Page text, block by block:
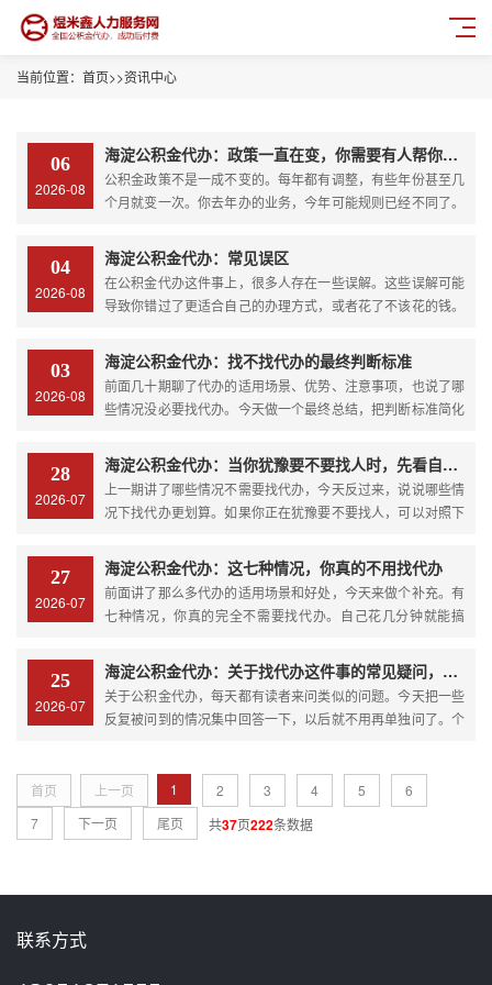
当前位置： 首页>>资讯中心
06
2026-08
海淀公积金代办：政策一直在变，你需要有人帮你盯着
公积金政策不是一成不变的。每年都有调整，有些年份甚至几
个月就变一次。你去年办的业务，今年可能规则已经不同了。
策变化是一个需要特别关注的因素。今天说说政策变化这件
事。最近的变化有哪些租房提取额度提高了。今年很多城市上
调了租房提取...
04
2026-08
海淀公积金代办：常见误区
在公积金代办这件事上，很多人存在一些误解。这些误解可能
导致你错过了更适合自己的办理方式，或者花了不该花的钱。
有些人接触过一些不正规的中介，听他们说过“百分百包过”“什
么情况都能办”之类的话，就以为代办都是这样操作的。其实正
规代...
03
2026-08
海淀公积金代办：找不找代办的最终判断标准
前面几十期聊了代办的适用场景、优势、注意事项，也说了哪
些情况没必要找代办。今天做一个最终总结，把判断标准简化
一：业务难度决定基础判断如果你的业务属于简单类型，账户
状态正常，材料齐全，城市支持线上办理，那优先考虑自己
办。复杂业务...
28
2026-07
海淀公积金代办：当你犹豫要不要找人时，先看自己符合这几点吗
上一期讲了哪些情况不需要找代办，今天反过来，说说哪些情
况下找代办更划算。如果你正在犹豫要不要找人，可以对照下
对不对公积金业务通常不止一条路可走。租房提取有有发票和
无发票的通道。离职提取的办理条件与户口性质相关。跨省转
移要区分线...
27
2026-07
海淀公积金代办：这七种情况，你真的不用找代办
前面讲了那么多代办的适用场景和好处，今天来做个补充。有
七种情况，你真的完全不需要找代办。自己花几分钟就能搞
种：退休提取你已经办理了退休手续，想把公积金账户里的钱
全部取出来。这是最直接的提取业务，所有城市都支持，而且
流程极其简单。...
25
2026-07
海淀公积金代办：关于找代办这件事的常见疑问，一次性说清楚
关于公积金代办，每天都有读者来问类似的问题。今天把一些
反复被问到的情况集中回答一下，以后就不用再单独问了。个
表你能力不行。你修不好电脑，不代表你能力不行。只是这些
事不在你的...
首页 上一页 1 2 3 4 5
6
7
下一页 尾页 共37页222条数据
联系方式